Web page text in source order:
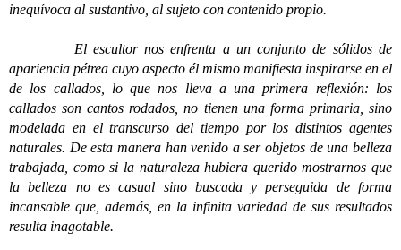
inequívoca al sustantivo, al sujeto con contenido propio.
El escultor nos enfrenta a un conjunto de sólidos de
apariencia pétrea cuyo aspecto él mismo manifiesta inspirarse en el
de los callados, lo que nos lleva a una primera reflexión: los
callados son cantos rodados, no tienen una forma primaria, sino
modelada en el transcurso del tiempo por los distintos agentes
naturales. De esta manera han venido a ser objetos de una belleza
trabajada, como si la naturaleza hubiera querido mostrarnos que
la belleza no es casual sino buscada y perseguida de forma
incansable que, además, en la infinita variedad de sus resultados
resulta inagotable.